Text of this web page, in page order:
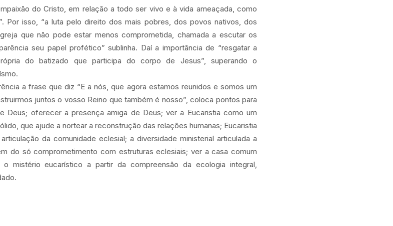
do Cristo, em relação a todo ser vivo e à vida ameaçada, como
Por isso, “a luta pelo direito dos mais pobres, dos povos nativos, dos
que não pode estar menos comprometida, chamada a escutar os
seu papel profético” sublinha. Daí a importância de “resgatar a
do batizado que participa do corpo de Jesus”, superando o
a frase que diz “E a nós, que agora estamos reunidos e somos um
juntos o vosso Reino que também é nosso”, coloca pontos para
Deus; oferecer a presença amiga de Deus; ver a Eucaristia como um
que ajude a nortear a reconstrução das relações humanas; Eucaristia
da comunidade eclesial; a diversidade ministerial articulada a
do só comprometimento com estruturas eclesiais; ver a casa comum
mistério eucarístico a partir da compreensão da ecologia integral,